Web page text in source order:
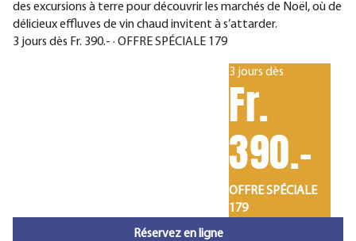
des excursions à terre pour découvrir les marchés de Noël, où de
délicieux effluves de vin chaud invitent à s’attarder.
3 jours dès Fr. 390.- · OFFRE SPÉCIALE 179
3 jours dès
Fr.
390.-
OFFRE SPÉCIALE
179
Réservez en ligne